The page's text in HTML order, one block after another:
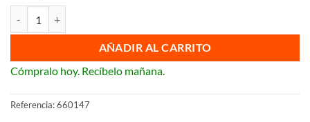
AÑADIR AL CARRITO
Cómpralo hoy. Recíbelo mañana.
Referencia:660147